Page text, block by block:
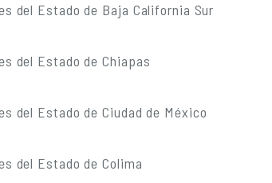
del Estado de Baja California Sur
del Estado de Chiapas
del Estado de Ciudad de México
del Estado de Colima